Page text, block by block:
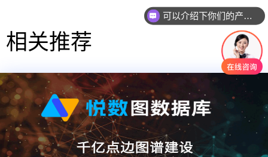
相关推荐
你们是怎么收费的呢